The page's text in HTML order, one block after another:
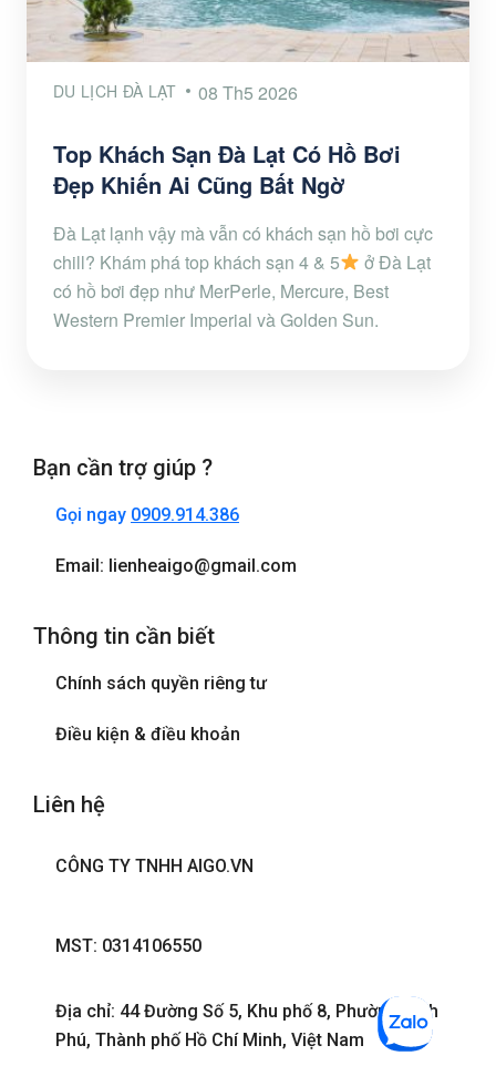
DU LỊCH ĐÀ LẠT 08 Th5 2026
Top Khách Sạn Đà Lạt Có Hồ Bơi
Đẹp Khiến Ai Cũng Bất Ngờ
Đà Lạt lạnh vậy mà vẫn có khách sạn hồ bơi cực
chill? Khám phá top khách sạn 4 & 5
ở Đà Lạt
có hồ bơi đẹp như MerPerle, Mercure, Best
Western Premier Imperial và Golden Sun.
Bạn cần trợ giúp ?
Gọi ngay 0909.914.386
Email: lienheaigo@gmail.com
Thông tin cần biết
Chính sách quyền riêng tư
Điều kiện & điều khoản
Liên hệ
CÔNG TY TNHH AIGO.VN
MST: 0314106550
Địa chỉ: 44 Đường Số 5, Khu phố 8, Phường Bình
Phú, Thành phố Hồ Chí Minh, Việt Nam